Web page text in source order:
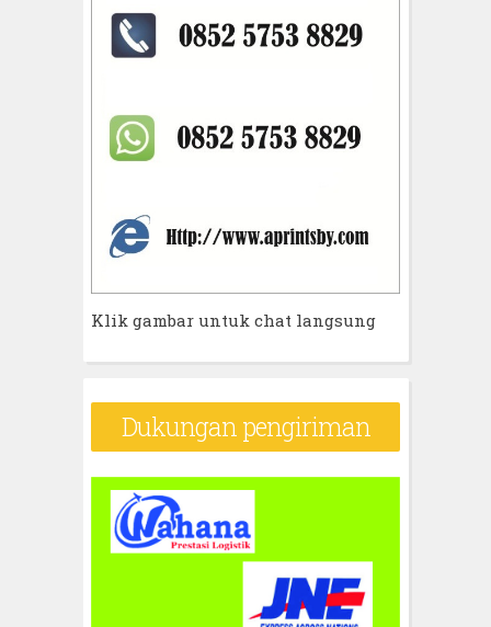
Klik gambar untuk chat langsung
Dukungan pengiriman